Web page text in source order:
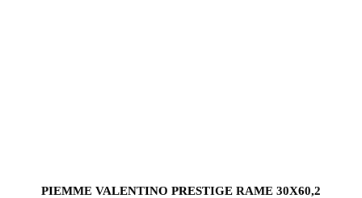
PIEMME VALENTINO PRESTIGE RAME 30X60,2